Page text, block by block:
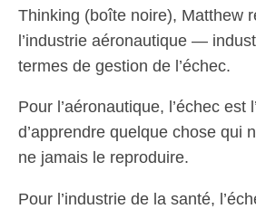
Thinking (boîte noire), Matthew
l’industrie aéronautique —
termes de gestion de l’échec.
Pour l’aéronautique, l’échec est
d’apprendre quelque chose qui
ne jamais le reproduire.
Pour l’industrie de la santé,